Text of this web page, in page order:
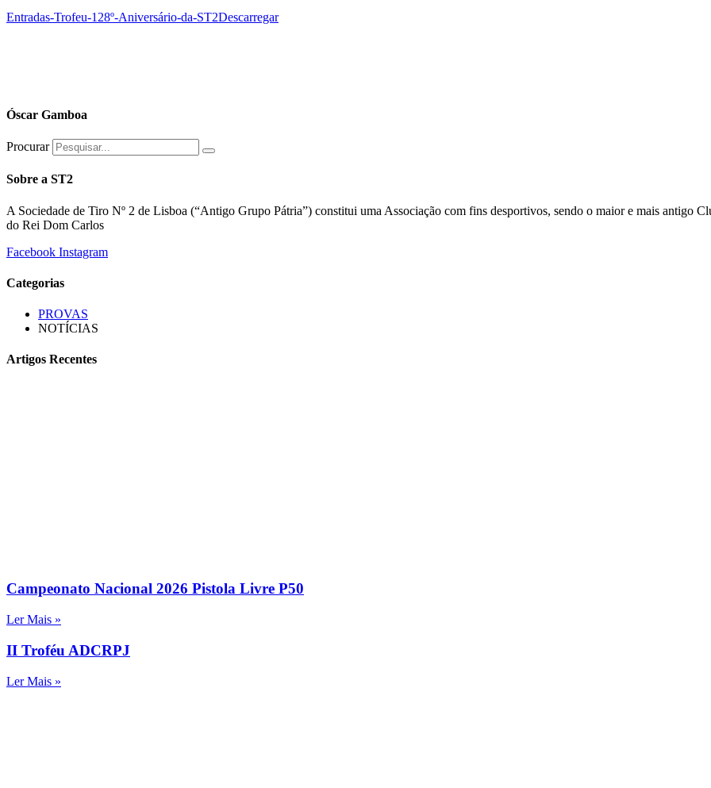
Entradas-Trofeu-128º-Aniversário-da-ST2Descarregar
Óscar Gamboa
Procurar
Sobre a ST2
A Sociedade de Tiro Nº 2 de Lisboa (“Antigo Grupo Pátria”) constitui uma Associação com fins desportivos, sendo o maior e mais antigo
do Rei Dom Carlos
Facebook Instagram
Categorias
PROVAS
NOTÍCIAS
Artigos Recentes
Campeonato Nacional 2026 Pistola Livre P50
Ler Mais »
II Troféu ADCRPJ
Ler Mais »